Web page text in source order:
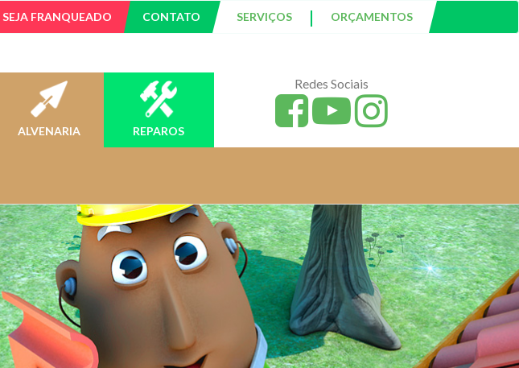
SEJA FRANQUEADO CONTATO SERVIÇOS | ORÇAMENTOS
ALVENARIA REPAROS
Redes Sociais